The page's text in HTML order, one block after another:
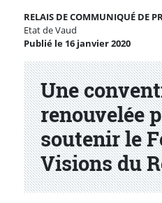
Une
renouvelée
soutenir le
Visions du
RELAIS DE COMMUNIQUÉ DE
Etat de Vaud
Publié le 16 janvier 2020
Partenaire(s)